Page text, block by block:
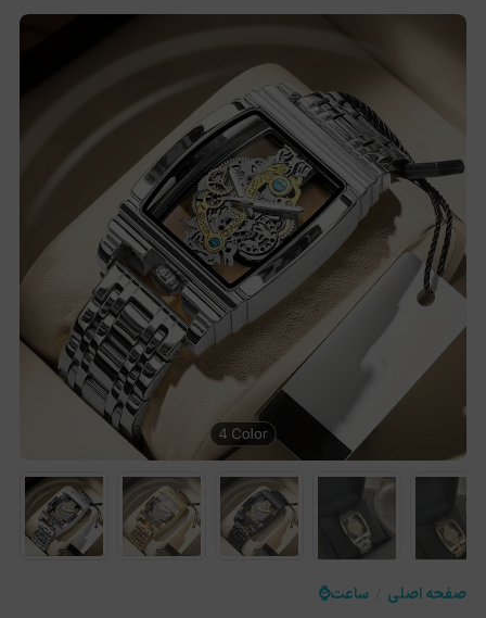
صفحه اصلی ساعت⌚️